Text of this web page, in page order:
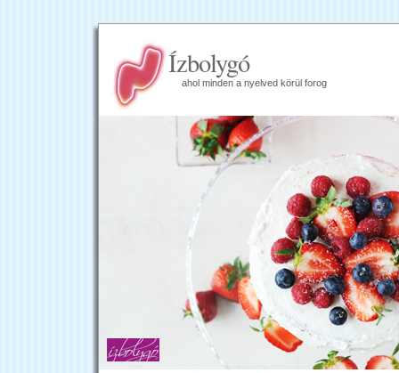
Ízbolygó
ahol minden a nyelved körül forog